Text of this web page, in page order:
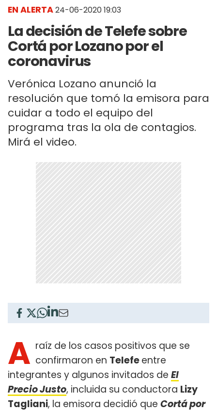
EN ALERTA24-06-2020 19:03
La decisión de Telefe sobre
Cortá por Lozano por el
coronavirus
Verónica Lozano anunció la
resolución que tomó la emisora para
cuidar a todo el equipo del
programa tras la ola de contagios.
Mirá el video.
A raíz de los casos positivos que se
confirmaron en Telefeentre
integrantes y algunos invitados de El
Precio Justo, incluida su conductora Lizy
Tagliani, la emisora decidió que Cortá por